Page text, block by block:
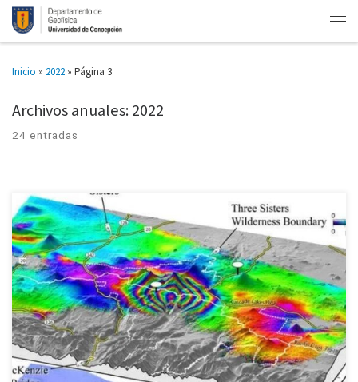
Inicio » 2022 » Página 3
Archivos anuales:2022
24 entradas
Primera etapa cubre volcanes Copahue en Bío Bío, más Llaima, Cordón
Caulle y Chaitén. Departamento de Geofísica de la U. de Concepción,
Sernageomin y el Centro Nacional de Investigación para […]